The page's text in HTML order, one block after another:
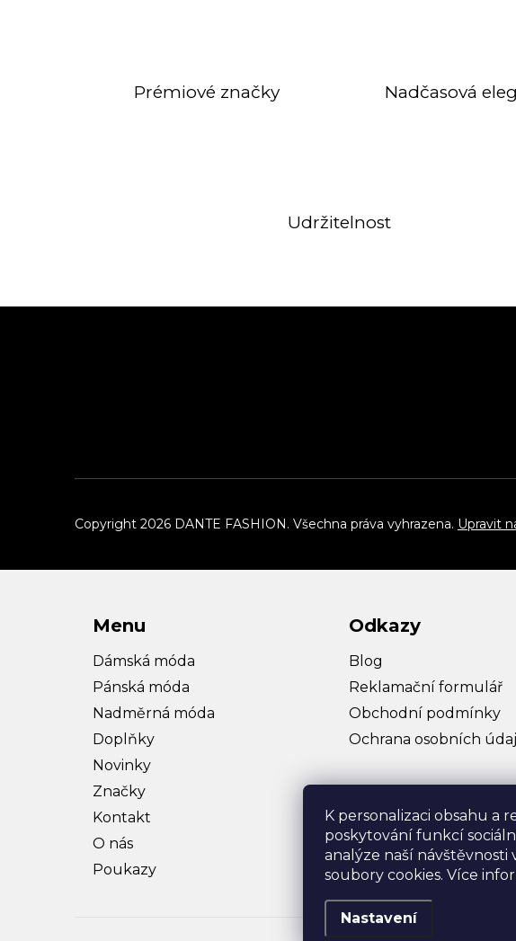
K personalizaci obsahu a
poskytování funkcí
analýze naší návštěvnosti
soubory cookies. Více
Nastavení
Prémiové značky Nadčasová
Udržitelnost
Copyright 2026 DANTE FASHION . Všechna práva vyhrazena. Upravit
Menu
Dámská móda
Pánská móda
Nadměrná móda
Doplňky
Novinky
Značky
Kontakt
O nás
Poukazy
Odkazy
Blog
Reklamační formulář
Obchodní podmínky
Ochrana osobních